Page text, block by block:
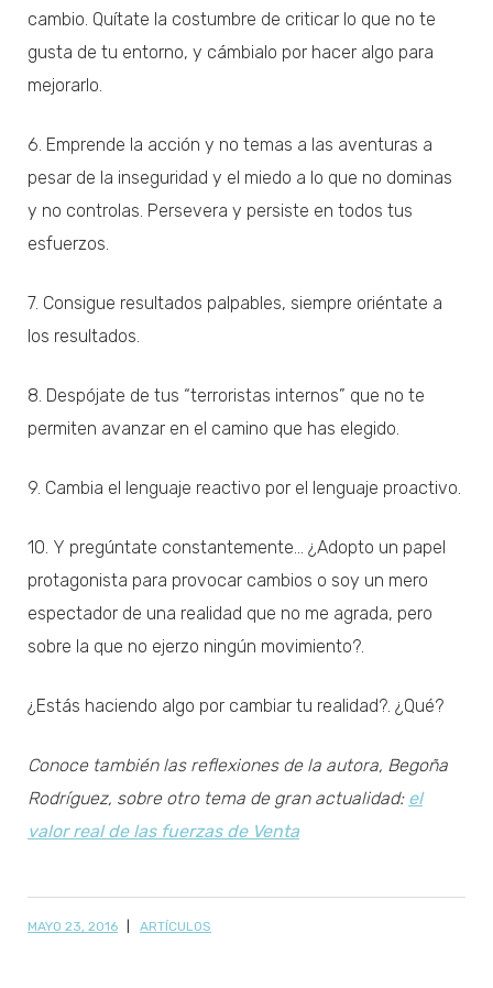
cambio. Quítate la costumbre de criticar lo que no te
gusta de tu entorno, y cámbialo por hacer algo para
mejorarlo.
6. Emprende la acción y no temas a las aventuras a
pesar de la inseguridad y el miedo a lo que no dominas
y no controlas. Persevera y persiste en todos tus
esfuerzos.
7. Consigue resultados palpables, siempre oriéntate a
los resultados.
8. Despójate de tus “terroristas internos” que no te
permiten avanzar en el camino que has elegido.
9. Cambia el lenguaje reactivo por el lenguaje proactivo.
10. Y pregúntate constantemente… ¿Adopto un papel
protagonista para provocar cambios o soy un mero
espectador de una realidad que no me agrada, pero
sobre la que no ejerzo ningún movimiento?.
¿Estás haciendo algo por cambiar tu realidad?. ¿Qué?
Conoce también las reflexiones de la autora, Begoña
Rodríguez, sobre otro tema de gran actualidad: el
valor real de las fuerzas de Venta
MAYO 23, 2016 ARTÍCULOS